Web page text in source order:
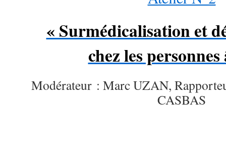
« Surmédicalisation et
chez les personnes
Modérateur : Marc UZAN,
CASBAS